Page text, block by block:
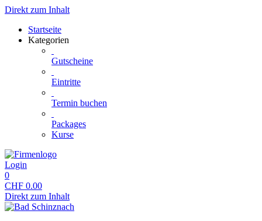
Direkt zum Inhalt
Startseite
Kategorien
Gutscheine
Eintritte
Termin buchen
Packages
Kurse
Login
0
CHF 0.00
Direkt zum Inhalt